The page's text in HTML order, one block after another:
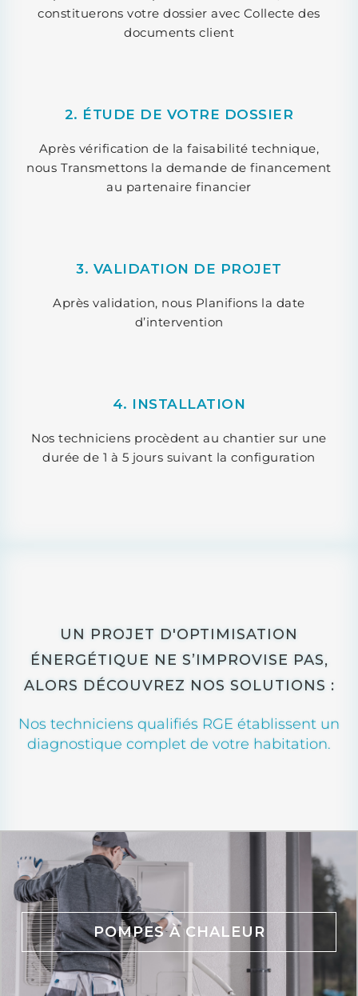
constituerons votre dossier avec Collecte des
documents client
2. ÉTUDE DE VOTRE DOSSIER
Après vérification de la faisabilité technique,
nous Transmettons la demande de financement
au partenaire financier
3. VALIDATION DE PROJET
Après validation, nous Planifions la date
d’intervention
4. INSTALLATION
Nos techniciens procèdent au chantier sur une
durée de 1 à 5 jours suivant la configuration
UN PROJET D'OPTIMISATION
ÉNERGÉTIQUE NE S’IMPROVISE PAS,
ALORS DÉCOUVREZ NOS SOLUTIONS :
Nos techniciens qualifiés RGE établissent un
diagnostique complet de votre habitation.
POMPES À CHALEUR